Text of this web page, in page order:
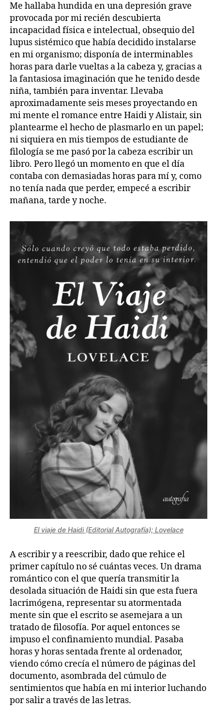
Me hallaba hundida en una depresión grave
provocada por mi recién descubierta
incapacidad física e intelectual, obsequio del
lupus sistémico que había decidido instalarse
en mi organismo; disponía de interminables
horas para darle vueltas a la cabeza y, gracias a
la fantasiosa imaginación que he tenido desde
niña, también para inventar. Llevaba
aproximadamente seis meses proyectando en
mi mente el romance entre Haidi y Alistair, sin
plantearme el hecho de plasmarlo en un papel;
ni siquiera en mis tiempos de estudiante de
filología se me pasó por la cabeza escribir un
libro. Pero llegó un momento en que el día
contaba con demasiadas horas para mí y, como
no tenía nada que perder, empecé a escribir
mañana, tarde y noche.
El viaje de Haidi (Editorial Autografía); Lovelace
A escribir y a reescribir, dado que rehice el
primer capítulo no sé cuántas veces. Un drama
romántico con el que quería transmitir la
desolada situación de Haidi sin que esta fuera
lacrimógena, representar su atormentada
mente sin que el escrito se asemejara a un
tratado de filosofía. Por aquel entonces se
impuso el confinamiento mundial. Pasaba
horas y horas sentada frente al ordenador,
viendo cómo crecía el número de páginas del
documento, asombrada del cúmulo de
sentimientos que había en mi interior luchando
por salir a través de las letras.